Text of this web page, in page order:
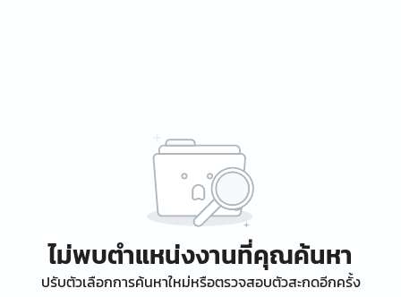
ไม่พบตำแหน่งงานที่คุณค้นหา
ปรับตัวเลือกการค้นหาใหม่หรือตรวจสอบตัวสะกดอีกครั้ง